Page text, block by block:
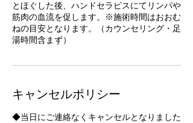
とほぐした後、ハンドセラピスにてリンパや
筋肉の血流を促します。※施術時間はおおむ
ねの目安となります。（カウンセリング・足
湯時間含まず）
キャンセルポリシー
◆当日にご連絡なくキャンセルとなりました